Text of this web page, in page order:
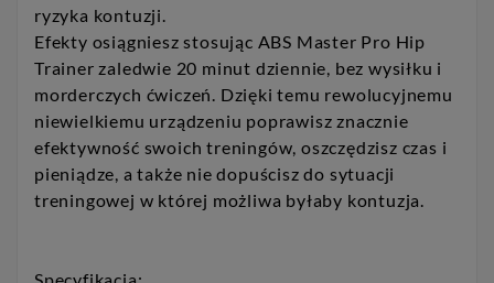
ryzyka kontuzji.
Efekty osiągniesz stosując ABS Master Pro Hip
Trainer zaledwie 20 minut dziennie, bez wysiłku i
morderczych ćwiczeń. Dzięki temu rewolucyjnemu
niewielkiemu urządzeniu poprawisz znacznie
efektywność swoich treningów, oszczędzisz czas i
pieniądze, a także nie dopuścisz do sytuacji
treningowej w której możliwa byłaby kontuzja.